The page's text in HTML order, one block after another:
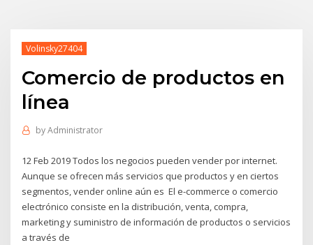
Volinsky27404
Comercio de productos en
línea
byAdministrator
12 Feb 2019 Todos los negocios pueden vender por internet.
Aunque se ofrecen más servicios que productos y en ciertos
segmentos, vender online aún es El e-commerce o comercio
electrónico consiste en la distribución, venta, compra,
marketing y suministro de información de productos o servicios
a través de